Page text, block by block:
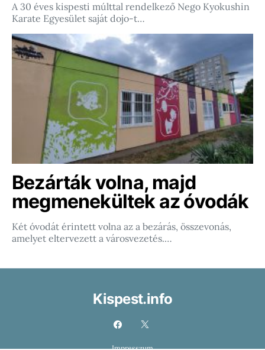
A 30 éves kispesti múlttal rendelkező Nego Kyokushin
Karate Egyesület saját dojo-t…
Bezárták volna, majd
megmenekültek az óvodák
Két óvodát érintett volna az a bezárás, összevonás,
amelyet eltervezett a városvezetés.…
Kispest.info
Impresszum